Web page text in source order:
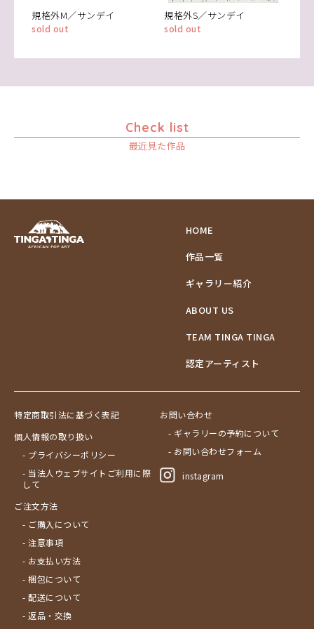
規格外M／サンデイ
sold out
規格外S／サンデイ
sold out
Check list
最近見た作品
HOME
作品一覧
ギャラリー紹介
ABOUT US
TEAM TINGA TINGA
認定アーティスト
特定商取引法に基づく表記
個人情報の取り扱い
- プライバシーポリシー
- 当法人ウェブサイトご利用に際
して
ご注文方法
- ご購入について
- 注意事項
- お支払い方法
- 梱包について
- 配送について
- 返品・交換
お問い合わせ
- ギャラリーの予約について
- お問い合わせフォーム
instagram